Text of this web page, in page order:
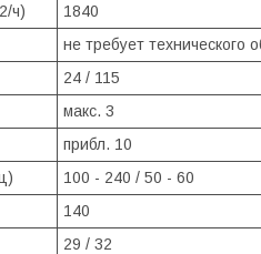
ч)
1840
не требует технического
24 / 115
макс. 3
прибл. 10
100 - 240 / 50 - 60
140
29 / 32